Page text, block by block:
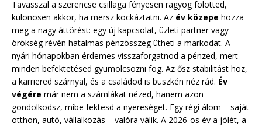
Tavasszal a szerencse csillaga fényesen ragyog fölötted,
különösen akkor, ha mersz kockáztatni. Az év közepe hozza
meg a nagy áttörést: egy új kapcsolat, üzleti partner vagy
örökség révén hatalmas pénzösszeg ütheti a markodat. A
nyári hónapokban érdemes visszaforgatnod a pénzed, mert
minden befektetésed gyümölcsözni fog. Az ősz stabilitást hoz,
a karriered szárnyal, és a családod is büszkén néz rád. Év
végére már nem a számlákat nézed, hanem azon
gondolkodsz, mibe fektesd a nyereséget. Egy régi álom – saját
otthon, autó, vállalkozás – valóra válik. A 2026-os év a jólét, a